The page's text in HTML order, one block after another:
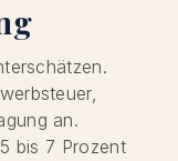
an.
bis 7 Prozent